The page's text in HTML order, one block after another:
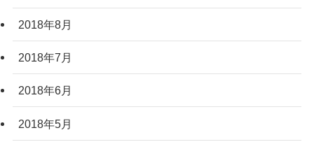
2018年8月
2018年7月
2018年6月
2018年5月